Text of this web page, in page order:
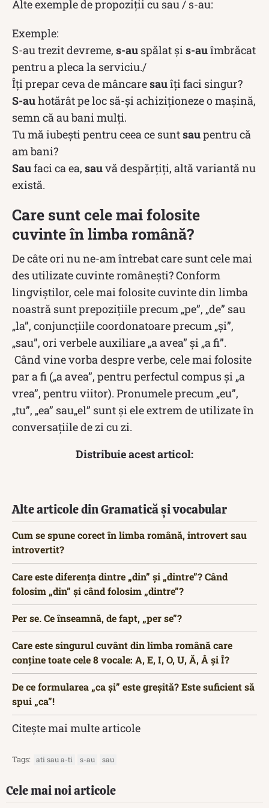
Alte exemple de propoziții cu sau / s-au:
Exemple:
S-au trezit devreme, s-au spălat și s-auîmbrăcat
pentru a pleca la serviciu./
Îți prepar ceva de mâncaresauîți faci singur?
S-auhotărât pe loc să-și achiziționeze o mașină,
semn că au bani mulți.
Tu mă iubești pentru ceea ce suntsaupentru că
am bani?
Saufaci ca ea, sauvă despărțiți, altă variantă nu
există.
Care sunt cele mai folosite
cuvinte în limba română?
De câte ori nu ne-am întrebat care sunt cele mai
des utilizate cuvinte românești? Conform
lingviștilor, cele mai folosite cuvinte din limba
noastră sunt prepozițiile precum „pe”, „de” sau
„la”, conjuncțiile coordonatoare precum „și”,
„sau”, ori verbele auxiliare „a avea” și „a fi”.
Când vine vorba despre verbe, cele mai folosite
par a fi („a avea”, pentru perfectul compus şi „a
vrea”, pentru viitor). Pronumele precum „eu”,
„tu”, „ea” sau„el” sunt și ele extrem de utilizate în
conversațiile de zi cu zi.
Distribuie acest articol:
Alte articole din Gramatică și vocabular
Cum se spune corect în limba română, introvert sau
introvertit?
Care este diferența dintre „din” și „dintre”? Când
folosim „din” și când folosim „dintre”?
Per se. Ce înseamnă, de fapt, „per se”?
Care este singurul cuvânt din limba română care
conține toate cele 8 vocale: A, E, I, O, U, Ă, Â și Î?
De ce formularea „ca și” este greșită? Este suficient să
spui „ca”!
Citește mai multe articole
Tags: ati sau a-ti s-au sau
Cele mai noi articole